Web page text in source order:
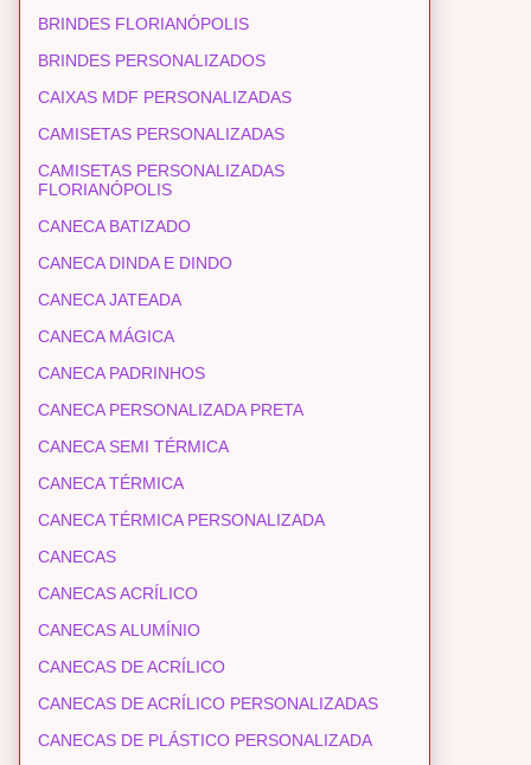
BRINDES FLORIANÓPOLIS
BRINDES PERSONALIZADOS
CAIXAS MDF PERSONALIZADAS
CAMISETAS PERSONALIZADAS
CAMISETAS PERSONALIZADAS
FLORIANÓPOLIS
CANECA BATIZADO
CANECA DINDA E DINDO
CANECA JATEADA
CANECA MÁGICA
CANECA PADRINHOS
CANECA PERSONALIZADA PRETA
CANECA SEMI TÉRMICA
CANECA TÉRMICA
CANECA TÉRMICA PERSONALIZADA
CANECAS
CANECAS ACRÍLICO
CANECAS ALUMÍNIO
CANECAS DE ACRÍLICO
CANECAS DE ACRÍLICO PERSONALIZADAS
CANECAS DE PLÁSTICO PERSONALIZADA